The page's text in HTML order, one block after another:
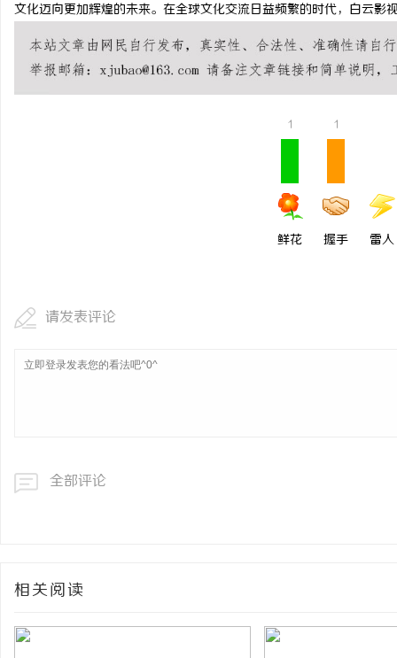
文化迈向更加辉煌的未来。在全球文化交流日益频繁的时代，白云影
1
鲜花
1
握手 雷人
请发表评论
全部评论
相关阅读